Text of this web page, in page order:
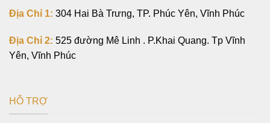
Địa Chỉ 1: 304 Hai Bà Trưng, TP. Phúc Yên, Vĩnh Phúc
Địa Chỉ 2: 525 đường Mê Linh . P.Khai Quang. Tp Vĩnh
Yên, Vĩnh Phúc
HỖ TRỢ